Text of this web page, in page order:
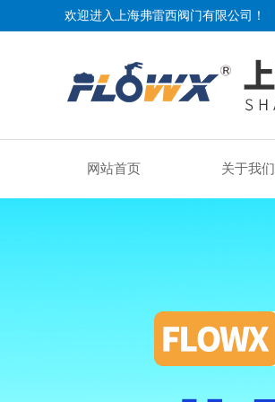
欢迎进入上海弗雷西阀门有限公司！
网站首页 关于我们